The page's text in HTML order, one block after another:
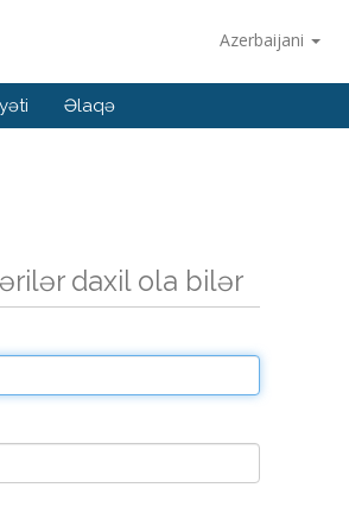
Azerbaijani
Əlaqə
daxil ola bilər